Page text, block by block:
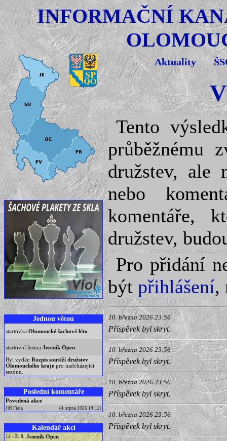
INFORMAČNÍ
Jednou větou
startovka Olomoucké šachové léto
startovní listina Jeseník Open
Byl vydán Rozpis soutěží družstev
Olomouckého kraje pro nadcházející
sezónu.
Poslední komentáře
Povedená akce
Jiří Fiala (4. srpna 2026 19:12)
Kalendář akcí
14.−23.8. Jeseník Open
Aktuality
Tento
průběžnému
družstev, ale
nebo
komentáře,
družstev,
Pro přidání
být přihlášení,
10. března 2026 23:56
Příspěvek byl skryt.
10. března 2026 23:56
Příspěvek byl skryt.
10. března 2026 23:56
Příspěvek byl skryt.
10. března 2026 23:56
Příspěvek byl skryt.